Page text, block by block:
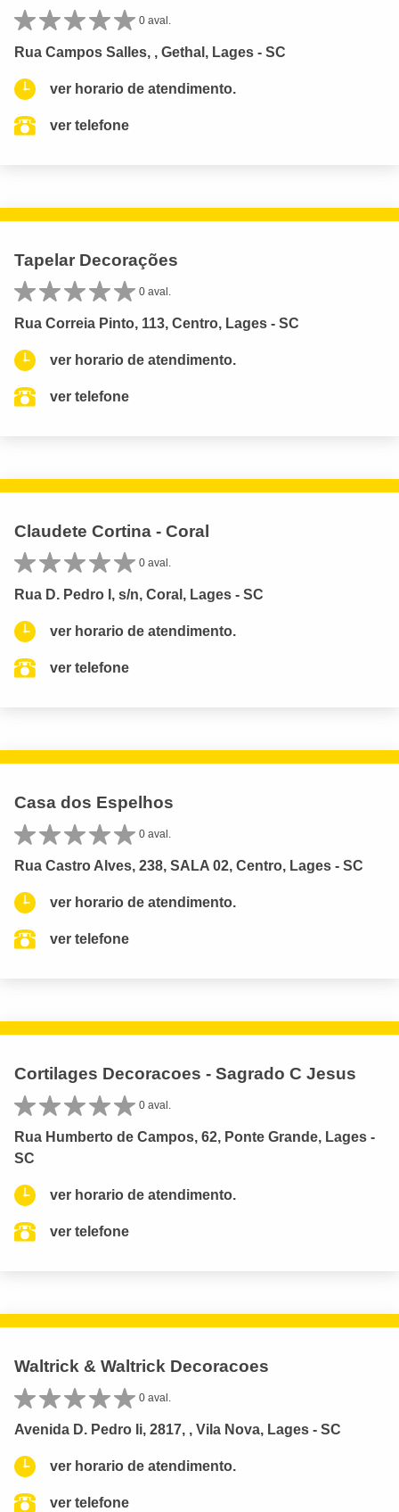
0 aval.
Rua Campos Salles, , Gethal, Lages - SC
ver horario de atendimento.
ver telefone
Tapelar Decorações
0 aval.
Rua Correia Pinto, 113, Centro, Lages - SC
ver horario de atendimento.
ver telefone
Claudete Cortina - Coral
0 aval.
Rua D. Pedro I, s/n, Coral, Lages - SC
ver horario de atendimento.
ver telefone
Casa dos Espelhos
0 aval.
Rua Castro Alves, 238, SALA 02, Centro, Lages - SC
ver horario de atendimento.
ver telefone
Cortilages Decoracoes - Sagrado C Jesus
0 aval.
Rua Humberto de Campos, 62, Ponte Grande, Lages -
SC
ver horario de atendimento.
ver telefone
Waltrick & Waltrick Decoracoes
0 aval.
Avenida D. Pedro Ii, 2817, , Vila Nova, Lages - SC
ver horario de atendimento.
ver telefone